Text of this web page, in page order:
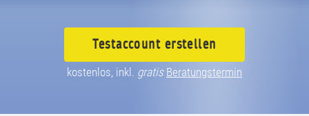
Testaccount erstellen
kostenlos, inkl. gratis Beratungstermin